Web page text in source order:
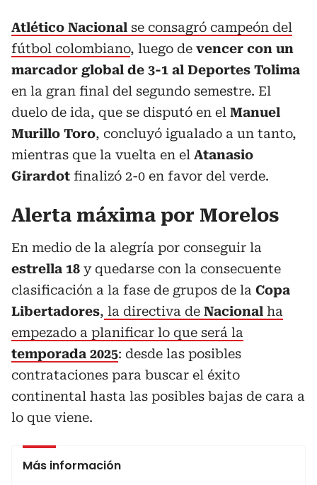
Atlético Nacional se consagró campeón del
fútbol colombiano, luego de vencer con un
marcador global de 3-1 al Deportes Tolima
en la gran final del segundo semestre. El
duelo de ida, que se disputó en el Manuel
Murillo Toro, concluyó igualado a un tanto,
mientras que la vuelta en el Atanasio
Girardot finalizó 2-0 en favor del verde.
Alerta máxima por Morelos
En medio de la alegría por conseguir la
estrella 18 y quedarse con la consecuente
clasificación a la fase de grupos de la Copa
Libertadores, la directiva de Nacional ha
empezado a planificar lo que será la
temporada 2025: desde las posibles
contrataciones para buscar el éxito
continental hasta las posibles bajas de cara a
lo que viene.
Más información